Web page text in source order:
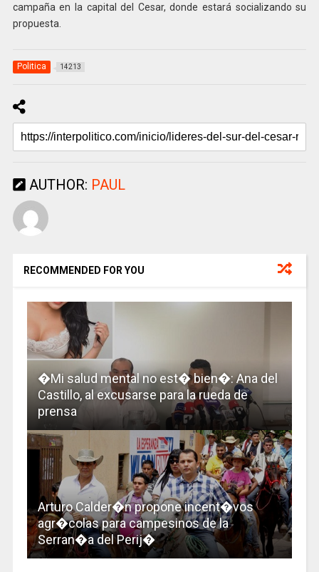
campaña en la capital del Cesar, donde estará socializando su
propuesta.
Politica 14213
AUTHOR: PAUL
RECOMMENDED FOR YOU
�Mi salud mental no est� bien�: Ana del
Castillo, al excusarse para la rueda de
prensa
Arturo Calder�n propone incent�vos
agr�colas para campesinos de la
Serran�a del Perij�